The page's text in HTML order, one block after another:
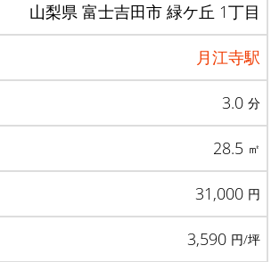
山梨県 富士吉田市 緑ケ丘 1丁目
月江寺駅
3.0 分
28.5 ㎡
31,000 円
3,590 円/坪